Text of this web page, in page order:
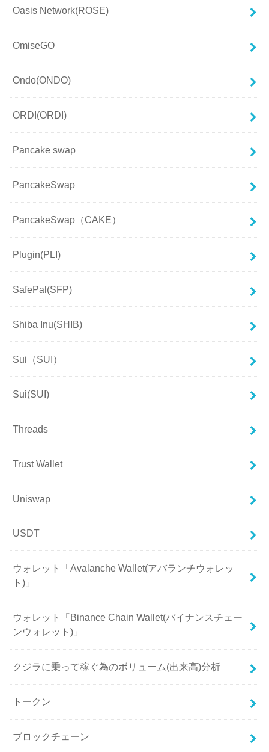
Oasis Network(ROSE)
OmiseGO
Ondo(ONDO)
ORDI(ORDI)
Pancake swap
PancakeSwap
PancakeSwap（CAKE）
Plugin(PLI)
SafePal(SFP)
Shiba Inu(SHIB)
Sui（SUI）
Sui(SUI)
Threads
Trust Wallet
Uniswap
USDT
ウォレット「Avalanche Wallet(アバランチウォレッ
ト)」
ウォレット「Binance Chain Wallet(バイナンスチェー
ンウォレット)」
クジラに乗って稼ぐ為のボリューム(出来高)分析
トークン
ブロックチェーン